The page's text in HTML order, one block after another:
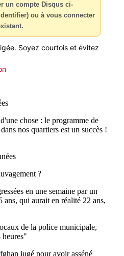
un compte Disqus ci-
ou à vous connecter
Soyez courtois et évitez